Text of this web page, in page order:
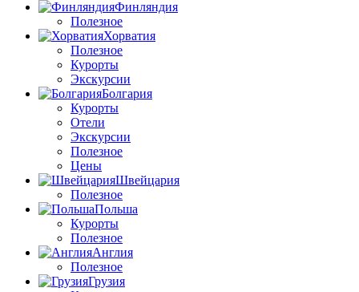
Финляндия
Полезное
Хорватия
Полезное
Курорты
Экскурсии
Болгария
Курорты
Отели
Экскурсии
Полезное
Цены
Швейцария
Полезное
Польша
Курорты
Полезное
Англия
Полезное
Грузия